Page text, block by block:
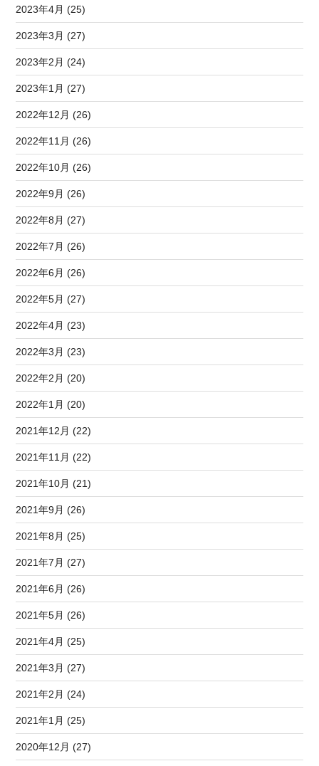
2023年4月 (25)
2023年3月 (27)
2023年2月 (24)
2023年1月 (27)
2022年12月 (26)
2022年11月 (26)
2022年10月 (26)
2022年9月 (26)
2022年8月 (27)
2022年7月 (26)
2022年6月 (26)
2022年5月 (27)
2022年4月 (23)
2022年3月 (23)
2022年2月 (20)
2022年1月 (20)
2021年12月 (22)
2021年11月 (22)
2021年10月 (21)
2021年9月 (26)
2021年8月 (25)
2021年7月 (27)
2021年6月 (26)
2021年5月 (26)
2021年4月 (25)
2021年3月 (27)
2021年2月 (24)
2021年1月 (25)
2020年12月 (27)